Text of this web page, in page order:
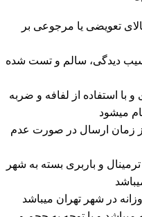
تعویضی یا مرجوعی بر
دیدگی، سالم و تست شده
استفاده از لفافه و ضربه
میشود
کالا به مدت 7 روز از زمان ارسال در صورت عدم
و باربری بسته به شهر
در شهر تهران میباشد